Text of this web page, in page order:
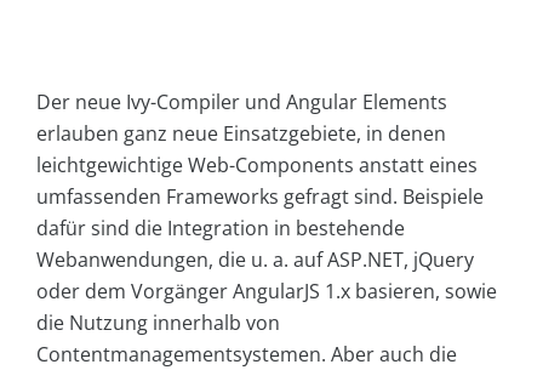
Der neue Ivy-Compiler und Angular Elements
erlauben ganz neue Einsatzgebiete, in denen
leichtgewichtige Web-Components anstatt eines
umfassenden Frameworks gefragt sind. Beispiele
dafür sind die Integration in bestehende
Webanwendungen, die u. a. auf ASP.NET, jQuery
oder dem Vorgänger AngularJS 1.x basieren, sowie
die Nutzung innerhalb von
Contentmanagementsystemen. Aber auch die